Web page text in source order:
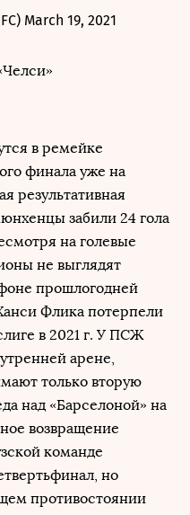
March 19, 2021
в ремейке
финала уже на
результативная
забили 24 гола
на голевые
не выглядят
прошлогодней
Флика потерпели
в 2021 г. У ПСЖ
арене,
только вторую
над «Барселоной» на
возвращение
команде
но
противостоянии